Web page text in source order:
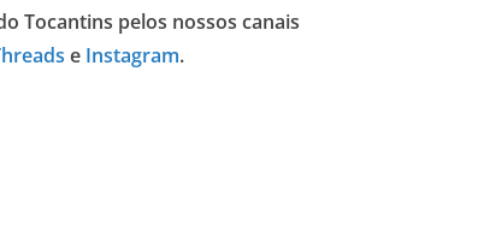
Tocantins pelos nossos canais
e Instagram.